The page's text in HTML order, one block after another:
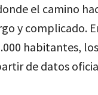
el camino
y complicado.
habitantes,
de datos